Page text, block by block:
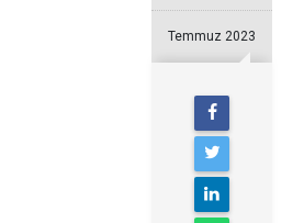
Temmuz 2023